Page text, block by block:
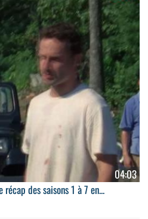
04:03
des saisons 1 à 7 en...